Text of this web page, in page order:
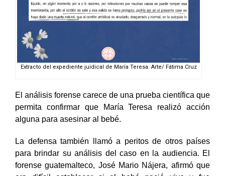
El análisis forense carece de una prueba científica que
permita confirmar que María Teresa realizó acción
alguna para asesinar al bebé.
La defensa también llamó a peritos de otros países
para brindar su análisis del caso en la audiencia. El
forense guatemalteco, José Mario Nájera, afirmó que